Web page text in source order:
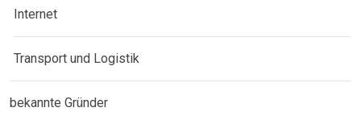
Internet
Transport und Logistik
bekannte Gründer